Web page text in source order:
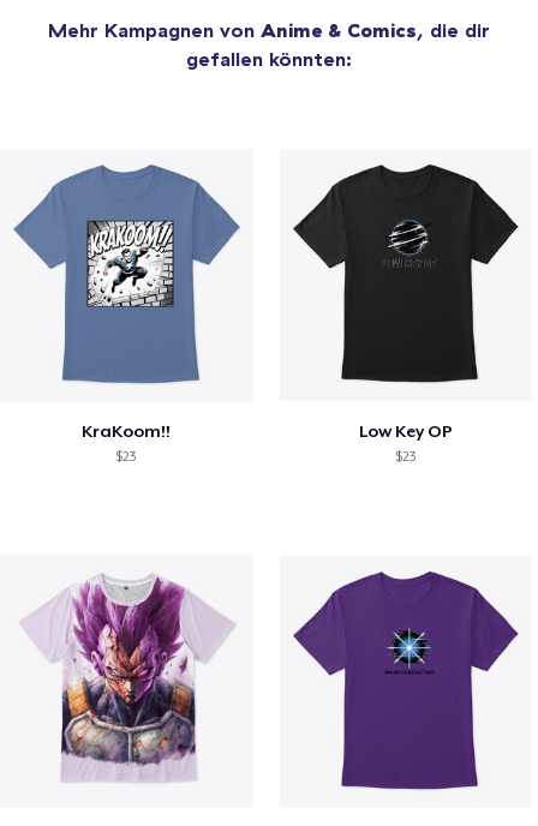
Mehr Kampagnen von Anime & Comics, die dir
gefallen könnten:
KraKoom!!
$23
Low Key OP
$23